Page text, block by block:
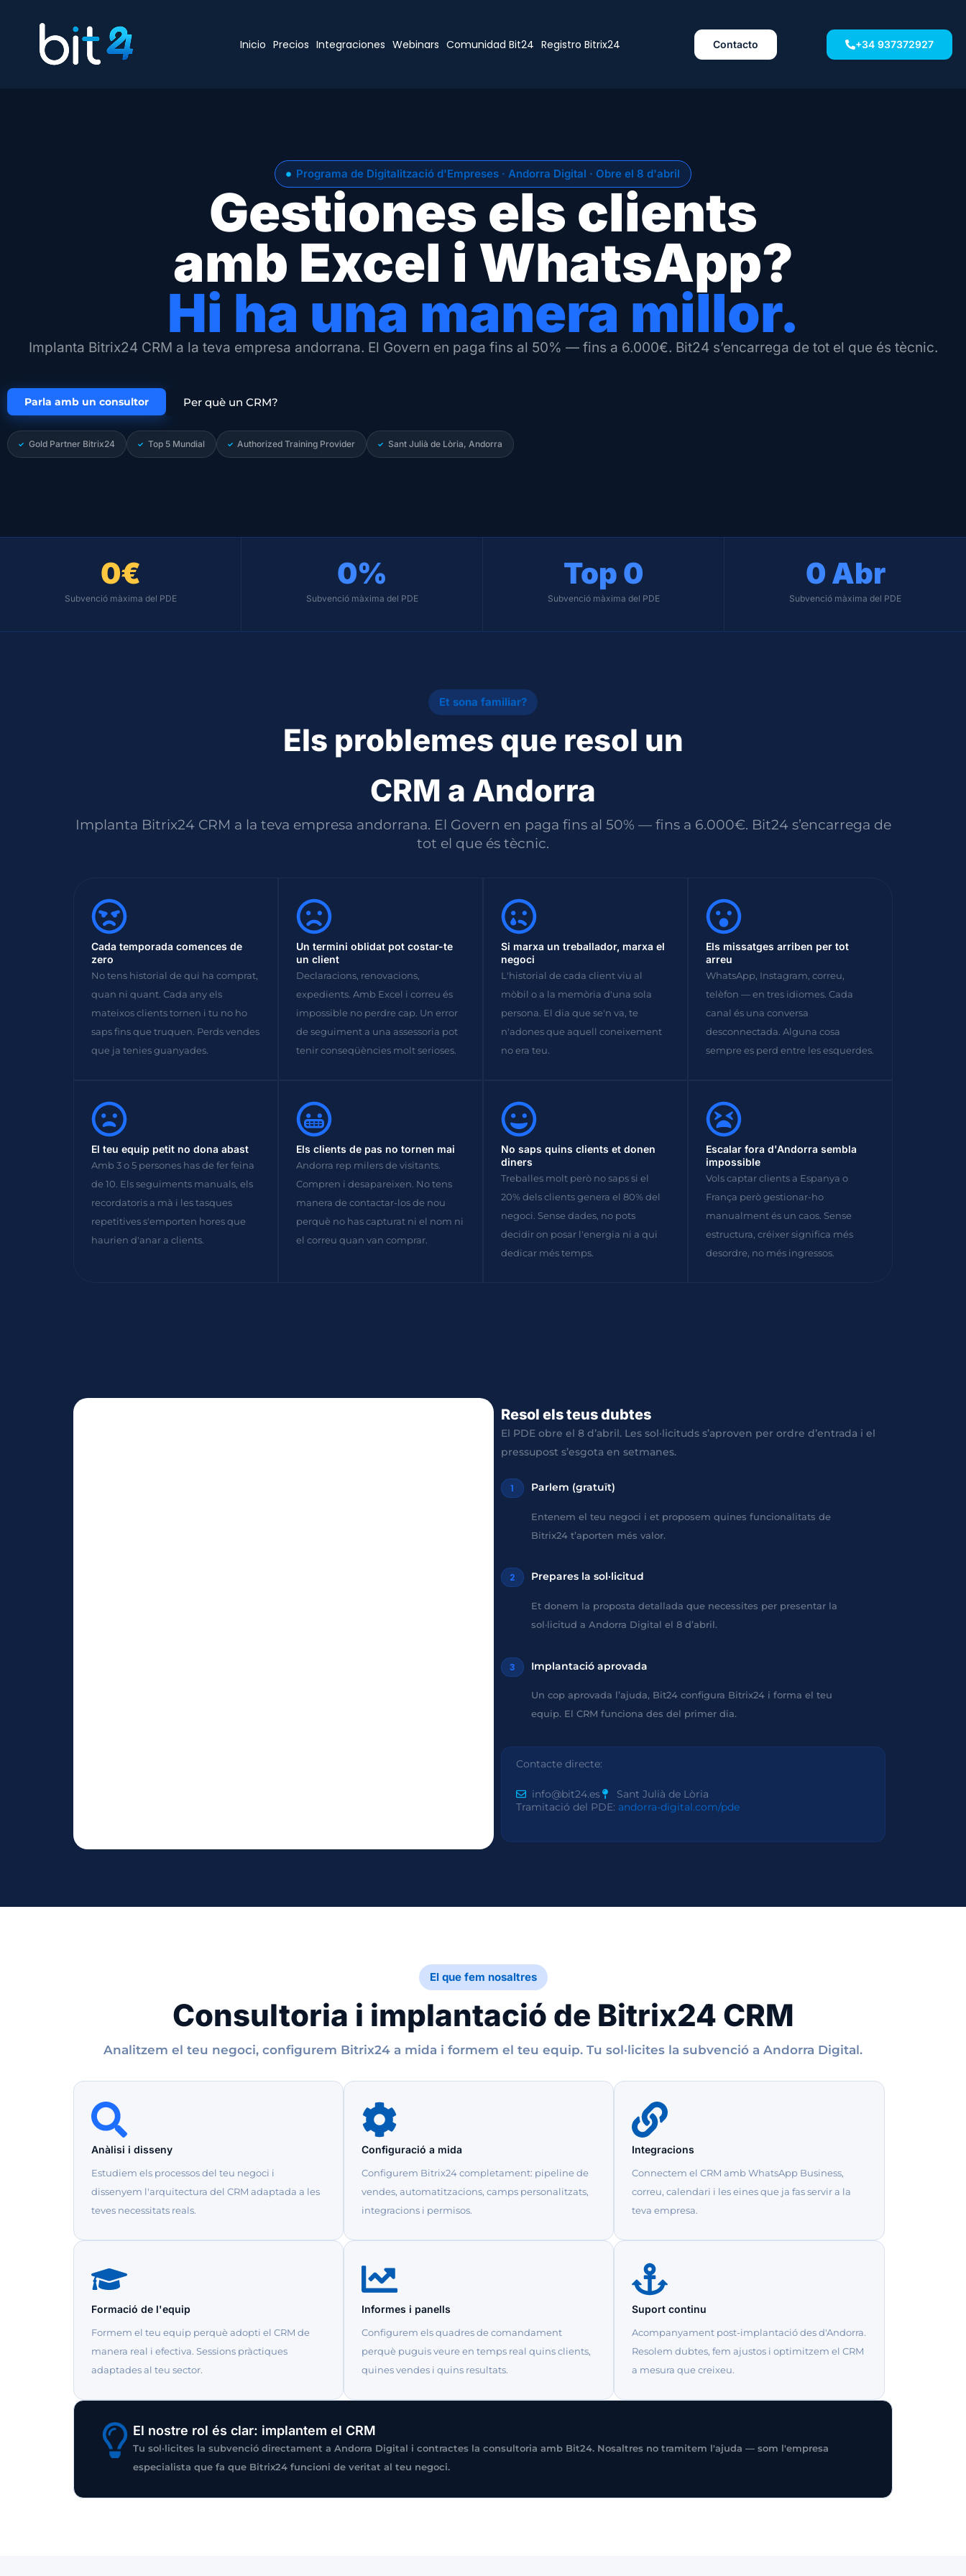
Inicio Precios Integraciones Webinars Comunidad Bit24 Registro Bitrix24 Contacto +34 937372927
Programa de Digitalització d'Empreses · Andorra Digital · Obre el 8 d'abril
Gestiones els clients
amb Excel i WhatsApp?
Hi ha una manera millor.
Implanta Bitrix24 CRM a la teva empresa andorrana. El Govern en paga fins al 50% — fins a 6.000€. Bit24 s’encarrega de tot el que és tècnic.
Parla amb un consultor Per què un CRM?
Gold Partner Bitrix24 Top 5 Mundial Authorized Training Provider Sant Julià de Lòria, Andorra
Subvenció màxima del PDE
0€
Subvenció màxima del PDE
0%
Subvenció màxima del PDE
Top 0
Subvenció màxima del PDE
0 Abr
Et sona familiar?
Els problemes que resol un
CRM a Andorra
Implanta Bitrix24 CRM a la teva empresa andorrana. El Govern en paga fins al 50% — fins a 6.000€. Bit24 s’encarrega de
tot el que és tècnic.
Cada temporada comences de
zero
No tens historial de qui ha comprat,
quan ni quant. Cada any els
mateixos clients tornen i tu no ho
saps fins que truquen. Perds vendes
que ja tenies guanyades.
Un termini oblidat pot costar-te
un client
Declaracions, renovacions,
expedients. Amb Excel i correu és
impossible no perdre cap. Un error
de seguiment a una assessoria pot
tenir conseqüències molt serioses.
Si marxa un treballador, marxa el
negoci
L'historial de cada client viu al
mòbil o a la memòria d'una sola
persona. El dia que se'n va, te
n'adones que aquell coneixement
no era teu.
Els missatges arriben per tot
arreu
WhatsApp, Instagram, correu,
telèfon — en tres idiomes. Cada
canal és una conversa
desconnectada. Alguna cosa
sempre es perd entre les esquerdes.
El teu equip petit no dona abast
Amb 3 o 5 persones has de fer feina
de 10. Els seguiments manuals, els
recordatoris a mà i les tasques
repetitives s'emporten hores que
haurien d'anar a clients.
Els clients de pas no tornen mai
Andorra rep milers de visitants.
Compren i desapareixen. No tens
manera de contactar-los de nou
perquè no has capturat ni el nom ni
el correu quan van comprar.
No saps quins clients et donen
diners
Treballes molt però no saps si el
20% dels clients genera el 80% del
negoci. Sense dades, no pots
decidir on posar l'energia ni a qui
dedicar més temps.
Escalar fora d'Andorra sembla
impossible
Vols captar clients a Espanya o
França però gestionar-ho
manualment és un caos. Sense
estructura, créixer significa més
desordre, no més ingressos.
Resol els teus dubtes
El PDE obre el 8 d’abril. Les sol·licituds s’aproven per ordre d’entrada i el
pressupost s’esgota en setmanes.
1 Parlem (gratuït)
Entenem el teu negoci i et proposem quines funcionalitats de
Bitrix24 t’aporten més valor.
2 Prepares la sol·licitud
Et donem la proposta detallada que necessites per presentar la
sol·licitud a Andorra Digital el 8 d’abril.
3 Implantació aprovada
Un cop aprovada l’ajuda, Bit24 configura Bitrix24 i forma el teu
equip. El CRM funciona des del primer dia.
Contacte directe:
info@bit24.es
Sant Julià de Lòria
Tramitació del PDE: andorra-digital.com/pde
El que fem nosaltres
Consultoria i implantació de Bitrix24 CRM
Analitzem el teu negoci, configurem Bitrix24 a mida i formem el teu equip. Tu sol·licites la subvenció a Andorra Digital.
Anàlisi i disseny
Estudiem els processos del teu negoci i
dissenyem l'arquitectura del CRM adaptada a les
teves necessitats reals.
Configuració a mida
Configurem Bitrix24 completament: pipeline de
vendes, automatitzacions, camps personalitzats,
integracions i permisos.
Integracions
Connectem el CRM amb WhatsApp Business,
correu, calendari i les eines que ja fas servir a la
teva empresa.
Formació de l'equip
Formem el teu equip perquè adopti el CRM de
manera real i efectiva. Sessions pràctiques
adaptades al teu sector.
Informes i panells
Configurem els quadres de comandament
perquè puguis veure en temps real quins clients,
quines vendes i quins resultats.
Suport continu
Acompanyament post-implantació des d'Andorra.
Resolem dubtes, fem ajustos i optimitzem el CRM
a mesura que creixeu.
El nostre rol és clar: implantem el CRM
Tu sol·licites la subvenció directament a Andorra Digital i contractes la consultoria amb Bit24. Nosaltres no tramitem l'ajuda — som l'empresa
especialista que fa que Bitrix24 funcioni de veritat al teu negoci.